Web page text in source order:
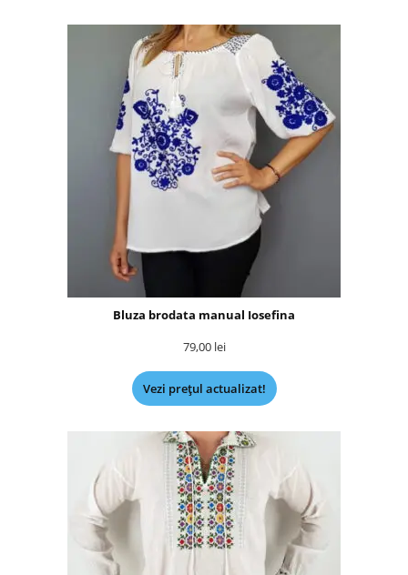
Bluza brodata manual Iosefina
79,00 lei
Vezi prețul actualizat!